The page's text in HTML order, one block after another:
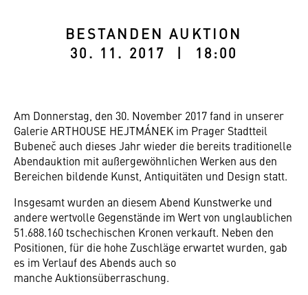
BESTANDEN AUKTION
30. 11. 2017 | 18:00
Am Donnerstag, den 30. November 2017 fand in unserer
Galerie ARTHOUSE HEJTMÁNEK im Prager Stadtteil
Bubeneč auch dieses Jahr wieder die bereits traditionelle
Abendauktion mit außergewöhnlichen Werken aus den
Bereichen bildende Kunst, Antiquitäten und Design statt.
Insgesamt wurden an diesem Abend Kunstwerke und
andere wertvolle Gegenstände im Wert von unglaublichen
51.688.160 tschechischen Kronen verkauft. Neben den
Positionen, für die hohe Zuschläge erwartet wurden, gab
es im Verlauf des Abends auch so
manche Auktionsüberraschung.